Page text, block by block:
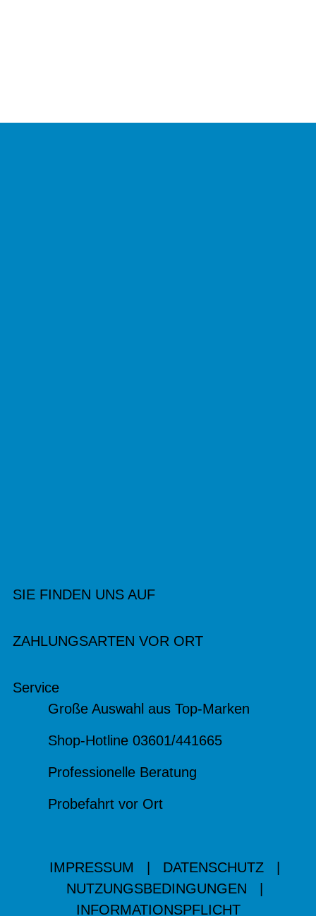
SIE FINDEN UNS AUF
ZAHLUNGSARTEN VOR ORT
Service
Große Auswahl aus Top-Marken
Shop-Hotline 03601/441665
Professionelle Beratung
Probefahrt vor Ort
IMPRESSUM DATENSCHUTZ
NUTZUNGSBEDINGUNGEN
INFORMATIONSPFLICHT